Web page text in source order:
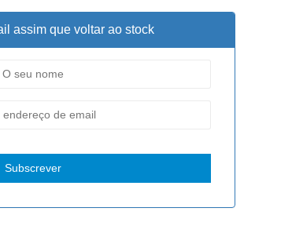
assim que voltar ao stock
Subscrever